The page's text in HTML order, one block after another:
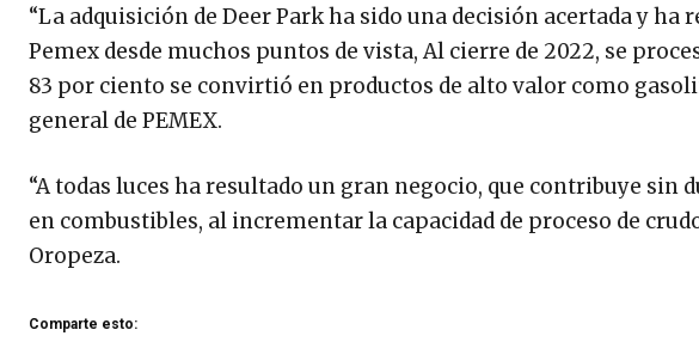
“La adquisición de Deer Park ha sido una decisión acertada y
Pemex desde muchos puntos de vista, Al cierre de 2022, se
83 por ciento se convirtió en productos de alto valor como
general de PEMEX.
“A todas luces ha resultado un gran negocio, que contribuye sin
en combustibles, al incrementar la capacidad de proceso de
Oropeza.
Comparte esto: